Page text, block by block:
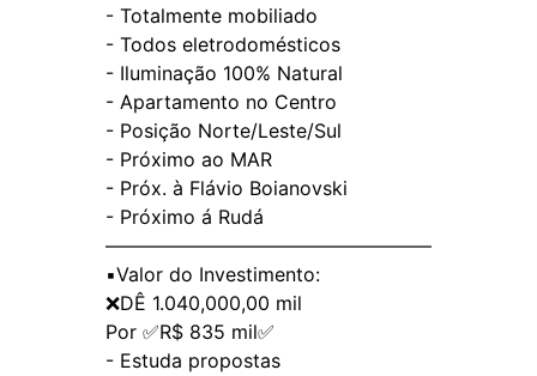
- ⁠Totalmente mobiliado
- ⁠Todos eletrodomésticos
- ⁠Iluminação 100% Natural
- ⁠Apartamento no Centro
- ⁠Posição Norte/Leste/Sul
- ⁠Próximo ao MAR
- ⁠Próx. à Flávio Boianovski
- ⁠Próximo á Rudá
—————————————————
▪️Valor do Investimento:
❌DÊ 1.040,000,00 mil
Por ✅R$ 835 mil✅
- Estuda propostas